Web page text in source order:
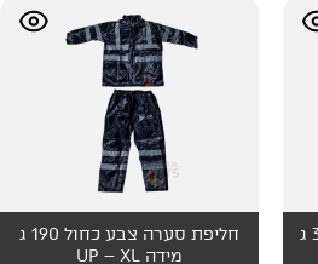
חליפת סערה צבע כחול 190 ג